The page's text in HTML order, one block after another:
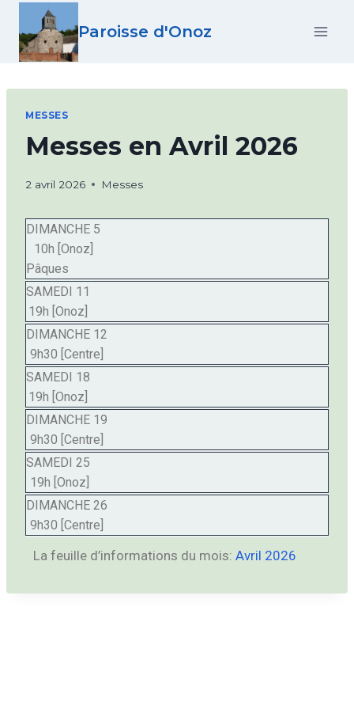
Paroisse d'Onoz
MESSES
Messes en Avril 2026
2 avril 2026 Messes
DIMANCHE 5
10h [Onoz]
Pâques
SAMEDI 11
19h [Onoz]
DIMANCHE 12
9h30 [Centre]
SAMEDI 18
19h [Onoz]
DIMANCHE 19
9h30 [Centre]
SAMEDI 25
19h [Onoz]
DIMANCHE 26
9h30 [Centre]
La feuille d’informations du mois: Avril 2026